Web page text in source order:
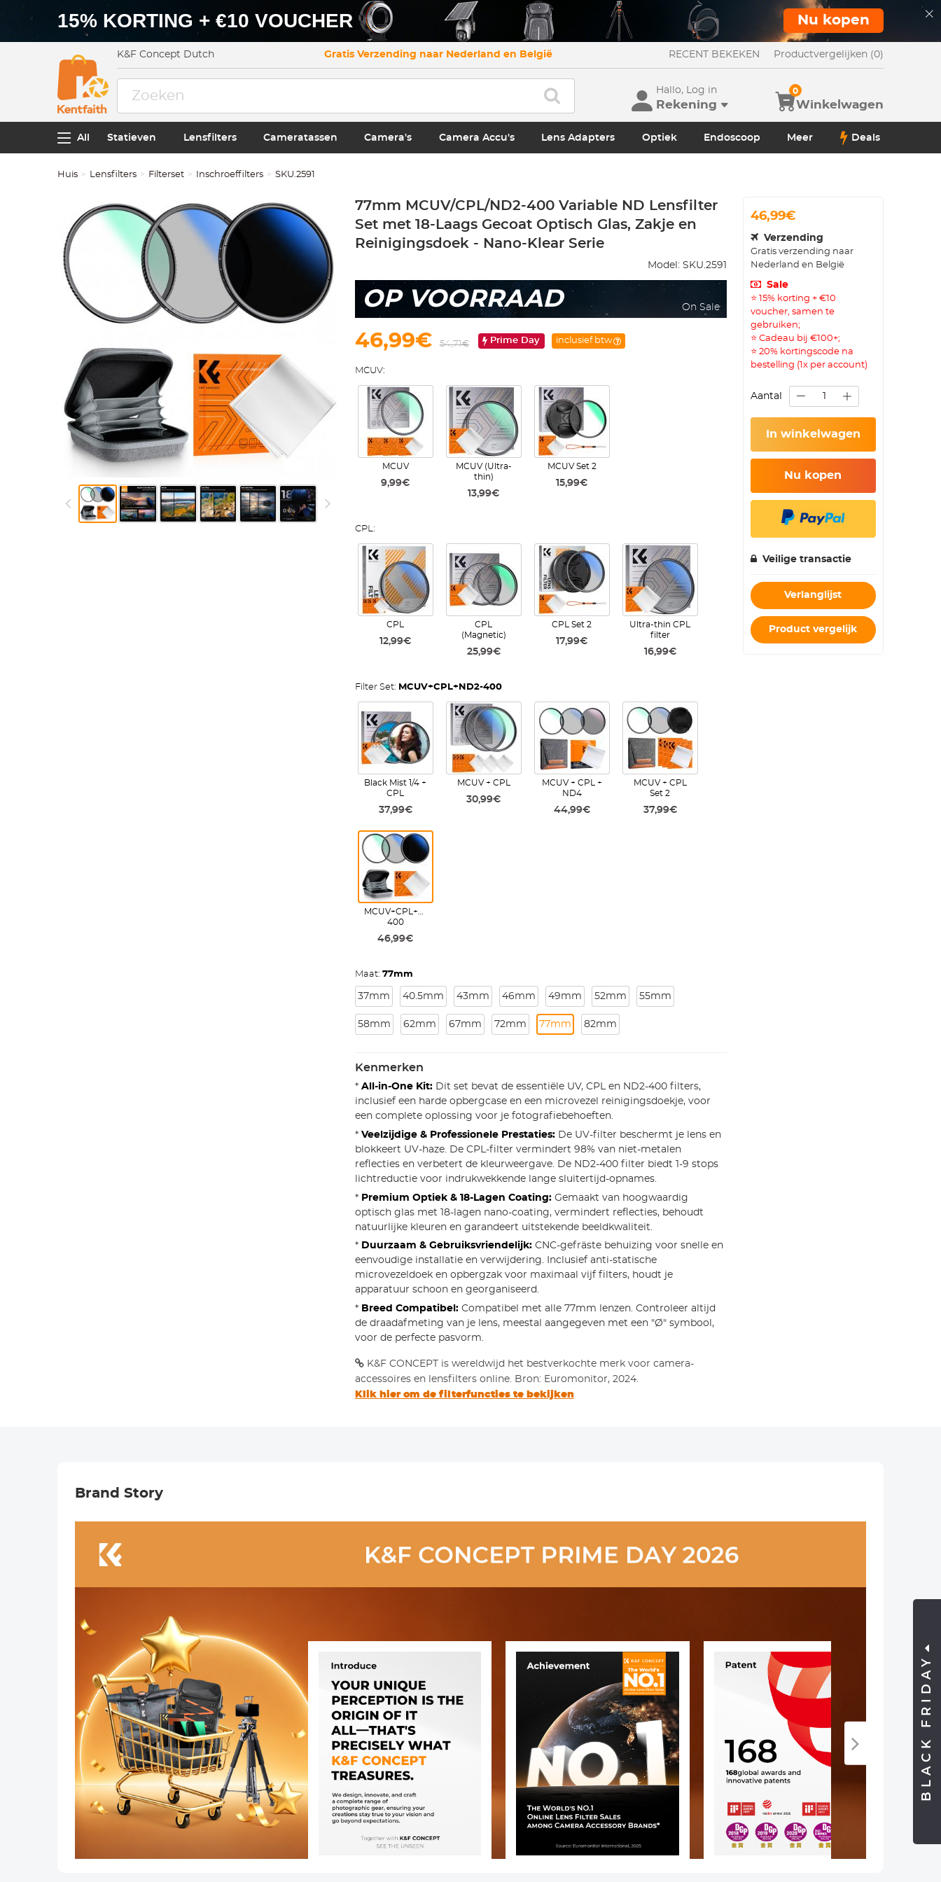
15% KORTING + €10 VOUCHER Nu kopen
K&F Concept Dutch Gratis Verzending naar Nederland en België RECENT BEKEKEN Productvergelijken (0)
Hallo, Log in
Rekening Winkelwagen
0
All Statieven Lensfilters Cameratassen Camera's Camera Accu's Lens Adapters Optiek Endoscoop Meer Deals
Huis Lensfilters Filterset Inschroeffilters SKU.2591
77mm MCUV/CPL/ND2-400 Variable ND Lensfilter
Set met 18-Laags Gecoat Optisch Glas, Zakje en
Reinigingsdoek - Nano-Klear Serie
Model: SKU.2591
OP VOORRAAD On Sale
46,99€ 54,71€ Prime Day inclusief btw
MCUV:
MCUV
9,99€
MCUV (Ultra-
thin)
13,99€
MCUV Set 2
15,99€
CPL:
CPL
12,99€
CPL
(Magnetic)
25,99€
CPL Set 2
17,99€
Ultra-thin CPL
filter
16,99€
Filter Set: MCUV+CPL+ND2-400
Black Mist 1/4 +
CPL
37,99€
MCUV + CPL
30,99€
MCUV + CPL +
ND4
44,99€
MCUV + CPL
Set 2
37,99€
MCUV+CPL+ND2-
400
46,99€
Maat: 77mm
37mm 40.5mm 43mm 46mm 49mm 52mm 55mm
58mm 62mm 67mm 72mm 77mm 82mm
Kenmerken
* All-in-One Kit:Dit set bevat de essentiële UV, CPL en ND2-400 filters,
inclusief een harde opbergcase en een microvezel reinigingsdoekje, voor
een complete oplossing voor je fotografiebehoeften.
* Veelzijdige & Professionele Prestaties:De UV-filter beschermt je lens en
blokkeert UV-haze. De CPL-filter vermindert 98% van niet-metalen
reflecties en verbetert de kleurweergave. De ND2-400 filter biedt 1-9 stops
lichtreductie voor indrukwekkende lange sluitertijd-opnames.
* Premium Optiek & 18-Lagen Coating:Gemaakt van hoogwaardig
optisch glas met 18-lagen nano-coating, vermindert reflecties, behoudt
natuurlijke kleuren en garandeert uitstekende beeldkwaliteit.
* Duurzaam & Gebruiksvriendelijk:CNC-gefräste behuizing voor snelle en
eenvoudige installatie en verwijdering. Inclusief anti-statische
microvezeldoek en opbergzak voor maximaal vijf filters, houdt je
apparatuur schoon en georganiseerd.
* Breed Compatibel:Compatibel met alle 77mm lenzen. Controleer altijd
de draadafmeting van je lens, meestal aangegeven met een "Ø" symbool,
voor de perfecte pasvorm.
K&F CONCEPT is wereldwijd het bestverkochte merk voor camera-
accessoires en lensfilters online. Bron: Euromonitor, 2024.
Klik hier om de filterfuncties te bekijken
46,99€
Verzending
Gratis verzending naar
Nederland en België
Sale
⭐ 15% korting + €10
voucher, samen te
gebruiken;
⭐ Cadeau bij €100+;
⭐ 20% kortingscode na
bestelling (1x per account)
Aantal
In winkelwagen
Nu kopen
Veilige transactie
Verlanglijst
Product vergelijk
Brand Story
BLACK FRIDAY